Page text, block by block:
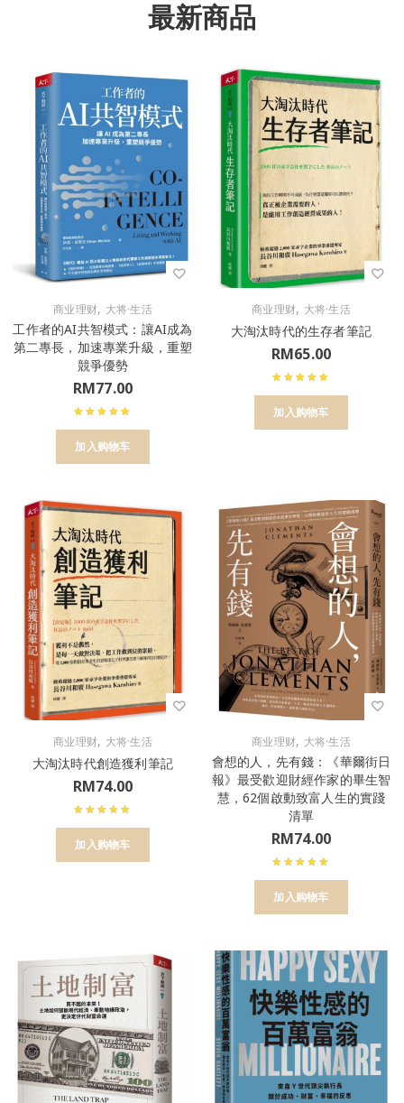
最新商品
商业理财, 大将·生活
工作者的AI共智模式：讓AI成為
第二專長，加速專業升級，重塑
競爭優勢
RM77.00
加入购物车
商业理财, 大将·生活
大淘汰時代的生存者筆記
RM65.00
加入购物车
商业理财, 大将·生活
大淘汰時代創造獲利筆記
RM74.00
加入购物车
商业理财, 大将·生活
會想的人，先有錢：《華爾街日
報》最受歡迎財經作家的畢生智
慧，62個啟動致富人生的實踐
清單
RM74.00
加入购物车